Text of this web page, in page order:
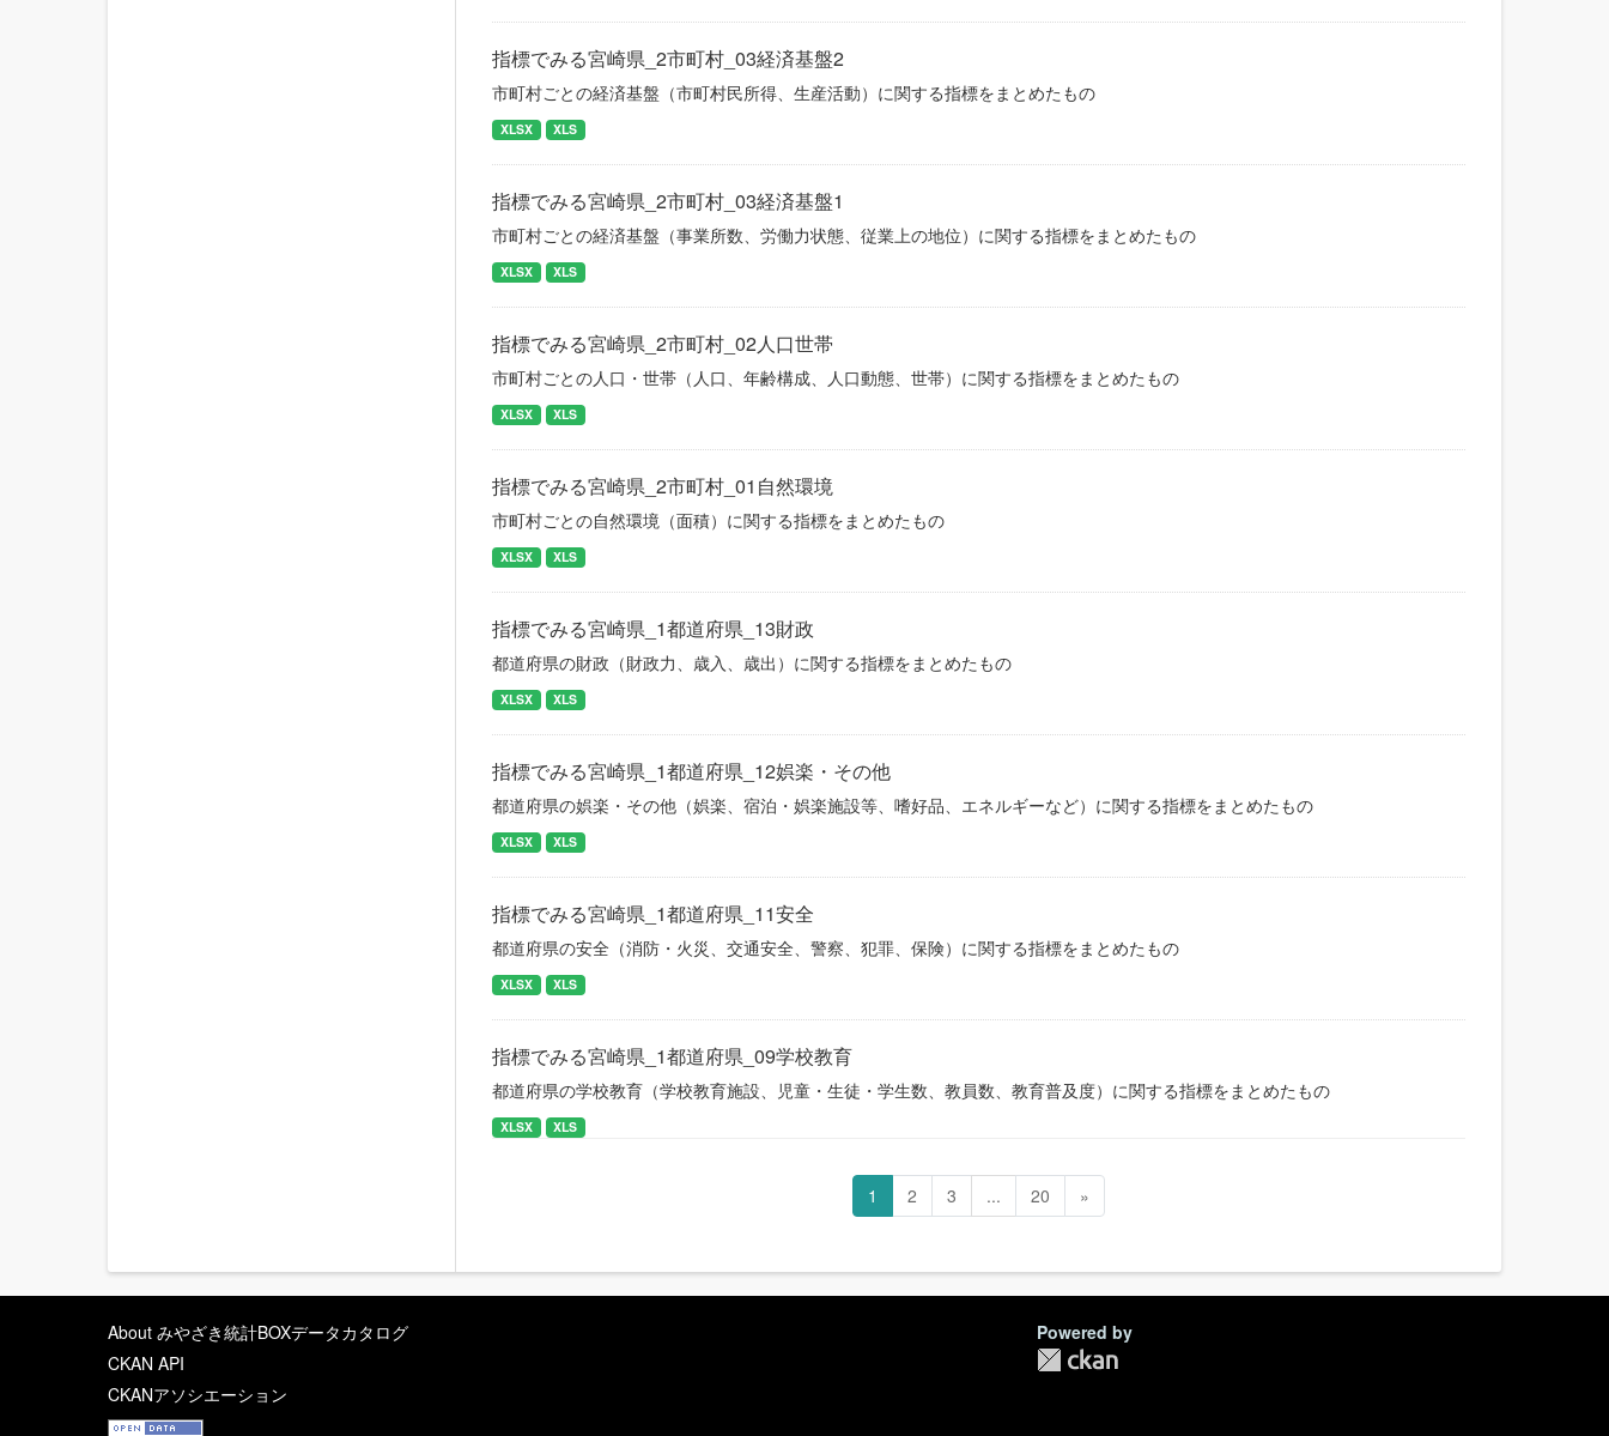
指標でみる宮崎県_2市町村_03経済基盤2
市町村ごとの経済基盤（市町村民所得、生産活動）に関する指標をまとめたもの
XLSX XLS
指標でみる宮崎県_2市町村_03経済基盤1
市町村ごとの経済基盤（事業所数、労働力状態、従業上の地位）に関する指標をまとめたもの
XLSX XLS
指標でみる宮崎県_2市町村_02人口世帯
市町村ごとの人口・世帯（人口、年齢構成、人口動態、世帯）に関する指標をまとめたもの
XLSX XLS
指標でみる宮崎県_2市町村_01自然環境
市町村ごとの自然環境（面積）に関する指標をまとめたもの
XLSX XLS
指標でみる宮崎県_1都道府県_13財政
都道府県の財政（財政力、歳入、歳出）に関する指標をまとめたもの
XLSX XLS
指標でみる宮崎県_1都道府県_12娯楽・その他
都道府県の娯楽・その他（娯楽、宿泊・娯楽施設等、嗜好品、エネルギーなど）に関する指標をまとめたもの
XLSX XLS
指標でみる宮崎県_1都道府県_11安全
都道府県の安全（消防・火災、交通安全、警察、犯罪、保険）に関する指標をまとめたもの
XLSX XLS
指標でみる宮崎県_1都道府県_09学校教育
都道府県の学校教育（学校教育施設、児童・生徒・学生数、教員数、教育普及度）に関する指標をまとめたもの
XLSX XLS
1 2 3 ... 20 »
About みやざき統計BOXデータカタログ
CKAN API
CKANアソシエーション
Powered by